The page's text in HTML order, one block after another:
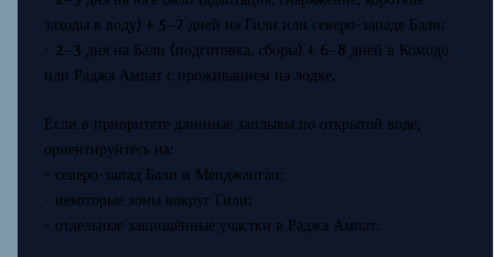
заходы в воду) + 5–7 дней на Гили или северо-западе Бали;
- 2–3 дня на Бали (подготовка, сборы) + 6–8 дней в Комодо
или Раджа Ампат с проживанием на лодке.
Если в приоритете длинные заплывы по открытой воде,
ориентируйтесь на:
- северо-запад Бали и Менджанган;
- некоторые зоны вокруг Гили;
- отдельные защищённые участки в Раджа Ампат.